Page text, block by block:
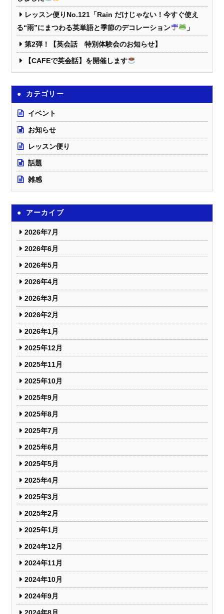
レッスン便りNo.121「Rain だけじゃない！今すぐ使え
る“雨”にまつわる英単語と季節のデコレーション
」
第2弾！【英会話 特別体験会のお知らせ】
【CAFEで英会話】を開催します
カテゴリー
イベント
お知らせ
レッスン便り
話題
雑感
アーカイブ
2026年7月
2026年6月
2026年5月
2026年4月
2026年3月
2026年2月
2026年1月
2025年12月
2025年11月
2025年10月
2025年9月
2025年8月
2025年7月
2025年6月
2025年5月
2025年4月
2025年3月
2025年2月
2025年1月
2024年12月
2024年11月
2024年10月
2024年9月
2024年8月